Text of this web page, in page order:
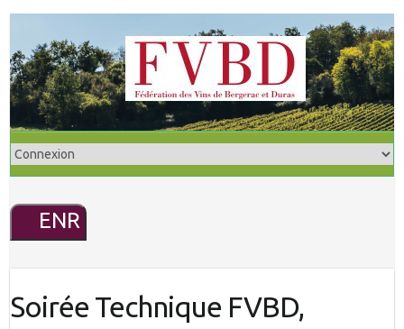
ENR
Soirée Technique FVBD,